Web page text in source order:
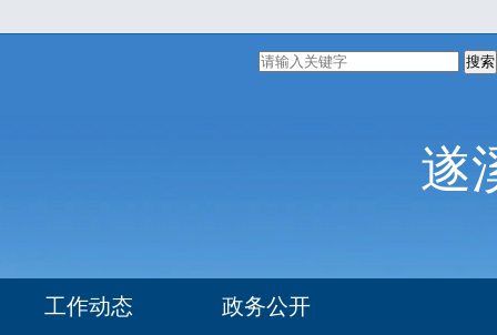
搜索
遂
工作动态 政务公开